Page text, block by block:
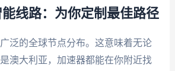
线路：为你定制最佳路径
泛的全球节点分布。这意味着无论
澳大利亚，加速器都能在你附近找